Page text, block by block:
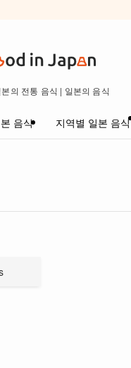
의 전통 음식 | 일본의 음식
음식 지역별 일본 음식